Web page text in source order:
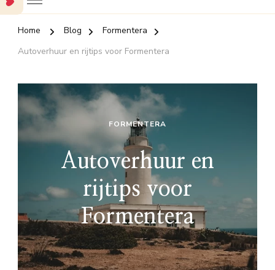
Home Blog
Formentera
Autoverhuur en rijtips voor Formentera
FORMENTERA
Autoverhuur en
rijtips voor
Formentera